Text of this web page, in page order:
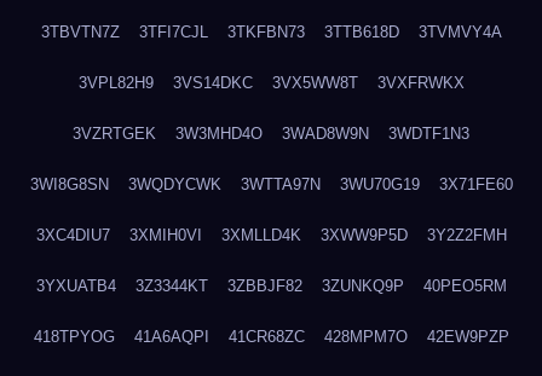
3TBVTN7Z 3TFI7CJL 3TKFBN73 3TTB618D 3TVMVY4A
3VPL82H9 3VS14DKC 3VX5WW8T 3VXFRWKX
3VZRTGEK 3W3MHD4O 3WAD8W9N 3WDTF1N3
3WI8G8SN 3WQDYCWK 3WTTA97N 3WU70G19 3X71FE60
3XC4DIU7 3XMIH0VI 3XMLLD4K 3XWW9P5D 3Y2Z2FMH
3YXUATB4 3Z3344KT 3ZBBJF82 3ZUNKQ9P 40PEO5RM
418TPYOG 41A6AQPI 41CR68ZC 428MPM7O 42EW9PZP